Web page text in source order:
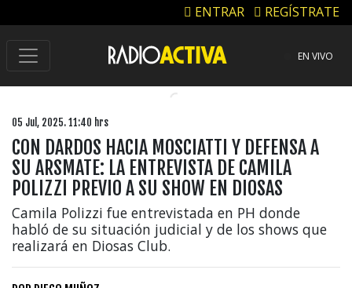
ENTRAR REGÍSTRATE
EN VIVO
05 Jul, 2025. 11:40 hrs
CON DARDOS HACIA MOSCIATTI Y DEFENSA A
SU ARSMATE: LA ENTREVISTA DE CAMILA
POLIZZI PREVIO A SU SHOW EN DIOSAS
Camila Polizzi fue entrevistada en PH donde
habló de su situación judicial y de los shows que
realizará en Diosas Club.